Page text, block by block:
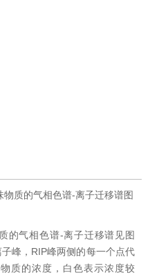
质的气相色谱-离子迁移谱图
的气相色谱-离子迁移谱见图
峰，RIP峰两侧的每一个点代
质的浓度，白色表示浓度较